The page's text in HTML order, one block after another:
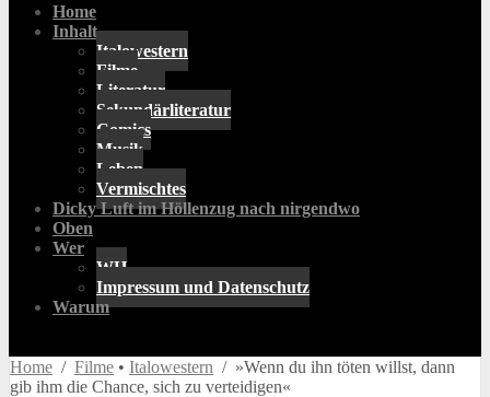
Home
Inhalt
Italowestern
Filme
Literatur
Sekundärliteratur
Comics
Musik
Leben
Vermischtes
Dicky Luft im Höllenzug nach nirgendwo
Oben
Wer
WH
Impressum und Datenschutz
Warum
Home / Filme • Italowestern / »Wenn du ihn töten willst, dann
gib ihm die Chance, sich zu verteidigen«